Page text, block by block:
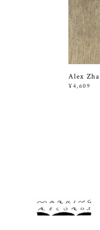
Alex
¥4,609